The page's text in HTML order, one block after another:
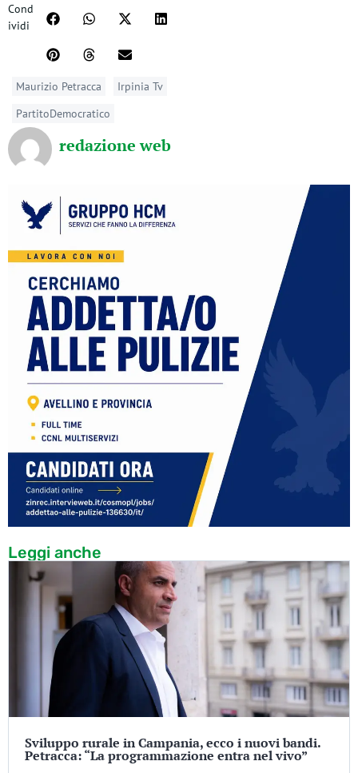
Cond
ividi
Maurizio Petracca
Irpinia Tv
PartitoDemocratico
redazione web
Leggi anche
Sviluppo rurale in Campania, ecco i nuovi bandi.
Petracca: “La programmazione entra nel vivo”